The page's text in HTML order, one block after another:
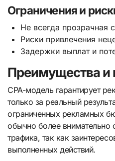
Ограничения и
Не всегда прозрачная
Риски привлечения
Задержки выплат и
Преимущества и
CPA-модель гарантирует
только за реальный
ограниченных рекламных
обычно более внимательно
трафика, так как
выполненных действий.